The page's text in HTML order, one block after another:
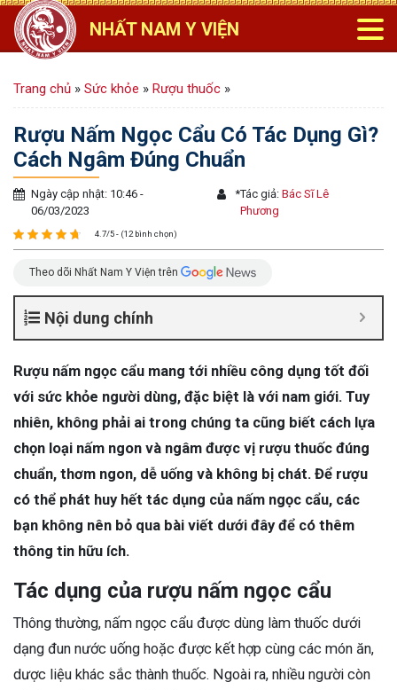
NHẤT NAM Y VIỆN
Trang chủ » Sức khỏe » Rượu thuốc »
Rượu Nấm Ngọc Cẩu Có Tác Dụng Gì?
Cách Ngâm Đúng Chuẩn
Ngày cập nhật: 10:46 -
06/03/2023
*Tác giả:Bác Sĩ Lê
Phương
4.7/5 - (12 bình chọn)
Theo dõi Nhất Nam Y Viện trên
Nội dung chính
Rượu nấm ngọc cẩu mang tới nhiều công dụng tốt đối
với sức khỏe người dùng, đặc biệt là với nam giới. Tuy
nhiên, không phải ai trong chúng ta cũng biết cách lựa
chọn loại nấm ngon và ngâm được vị rượu thuốc đúng
chuẩn, thơm ngon, dễ uống và không bị chát. Để rượu
có thể phát huy hết tác dụng của nấm ngọc cẩu, các
bạn không nên bỏ qua bài viết dưới đây để có thêm
thông tin hữu ích.
Tác dụng của rượu nấm ngọc cẩu
Thông thường, nấm ngọc cẩu được dùng làm thuốc dưới
dạng đun nước uống hoặc được kết hợp cùng các món ăn,
dược liệu khác sắc thành thuốc. Ngoài ra, nhiều người còn